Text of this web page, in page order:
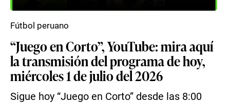
“Juego en Corto”, YouTube: mira aquí
la transmisión del programa de hoy,
miércoles 1 de julio del 2026
Sigue hoy “Juego en Corto” desde las 8:00
Fútbol peruano